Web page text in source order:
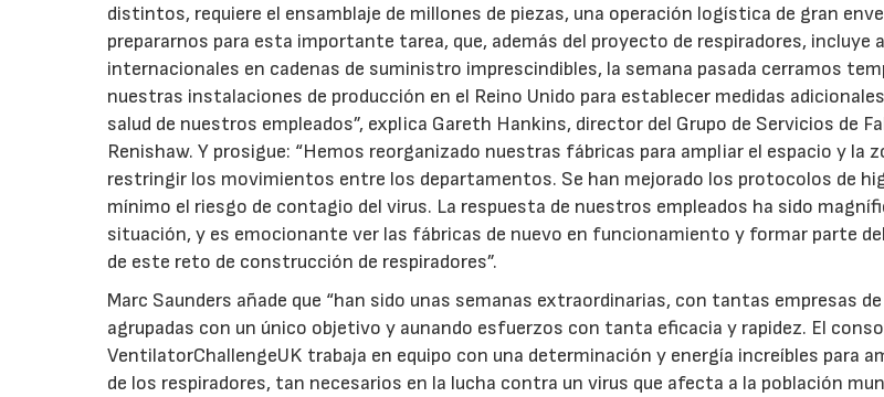
distintos, requiere el ensamblaje de millones de piezas, una operación logística de gran
prepararnos para esta importante tarea, que, además del proyecto de respiradores, incluye
internacionales en cadenas de suministro imprescindibles, la semana pasada cerramos
nuestras instalaciones de producción en el Reino Unido para establecer medidas
salud de nuestros empleados”, explica Gareth Hankins, director del Grupo de Servicios de
Renishaw. Y prosigue: “Hemos reorganizado nuestras fábricas para ampliar el espacio y la
restringir los movimientos entre los departamentos. Se han mejorado los protocolos de
mínimo el riesgo de contagio del virus. La respuesta de nuestros empleados ha sido
situación, y es emocionante ver las fábricas de nuevo en funcionamiento y formar parte
de este reto de construcción de respiradores”.
Marc Saunders añade que “han sido unas semanas extraordinarias, con tantas empresas
agrupadas con un único objetivo y aunando esfuerzos con tanta eficacia y rapidez. El
VentilatorChallengeUK trabaja en equipo con una determinación y energía increíbles para
de los respiradores, tan necesarios en la lucha contra un virus que afecta a la población